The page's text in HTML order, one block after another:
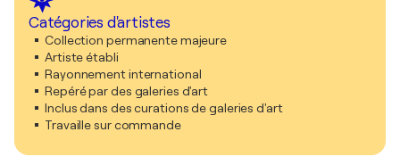
Catégories d'artistes
Collection permanente majeure
Artiste établi
Rayonnement international
Repéré par des galeries d'art
Inclus dans des curations de galeries d'art
Travaille sur commande